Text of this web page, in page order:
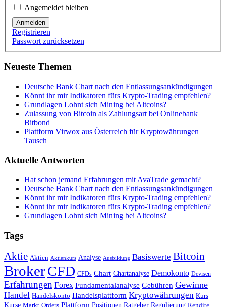
Angemeldet bleiben
Anmelden
Registrieren
Passwort zurücksetzen
Neueste Themen
Deutsche Bank Chart nach den Entlassungsankündigungen
Könnt ihr mir Indikatoren fürs Krypto-Trading empfehlen?
Grundlagen Lohnt sich Mining bei Altcoins?
Zulassung von Bitcoin als Zahlungsart bei Onlinebank
Bitbond
Plattform Virwox aus Österreich für Kryptowährungen
Tausch
Aktuelle Antworten
Hat schon jemand Erfahrungen mit AvaTrade gemacht?
Deutsche Bank Chart nach den Entlassungsankündigungen
Könnt ihr mir Indikatoren fürs Krypto-Trading empfehlen?
Könnt ihr mir Indikatoren fürs Krypto-Trading empfehlen?
Grundlagen Lohnt sich Mining bei Altcoins?
Tags
Aktie Aktien Aktienkurs Analyse Ausbildung Basiswerte Bitcoin
BrokerCFD CFDs Chart Chartanalyse Demokonto Devisen
Erfahrungen Forex Fundamentalanalyse Gebühren Gewinne
Handel Handelskonto Handelsplattform Kryptowährungen Kurs
Kurse Orders Plattform Positionen Ratgeber Regulierung Rendite